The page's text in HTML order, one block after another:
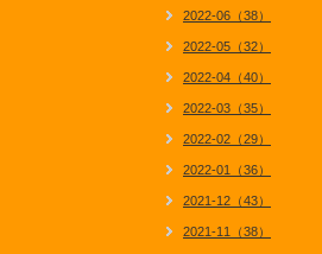
2022-06（38）
2022-05（32）
2022-04（40）
2022-03（35）
2022-02（29）
2022-01（36）
2021-12（43）
2021-11（38）